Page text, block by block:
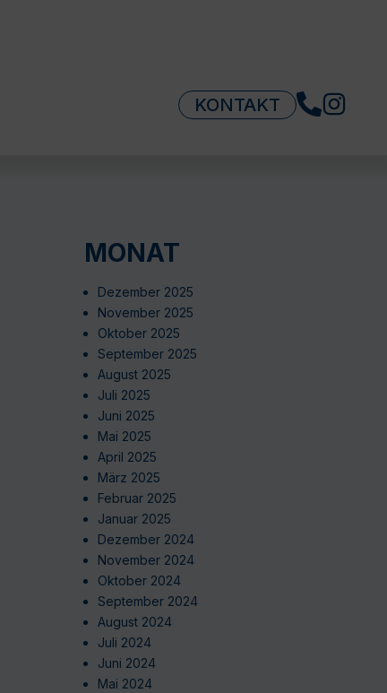
KONTAKT
MONAT
Dezember 2025
November 2025
Oktober 2025
September 2025
August 2025
Juli 2025
Juni 2025
Mai 2025
April 2025
März 2025
Februar 2025
Januar 2025
Dezember 2024
November 2024
Oktober 2024
September 2024
August 2024
Juli 2024
Juni 2024
Mai 2024